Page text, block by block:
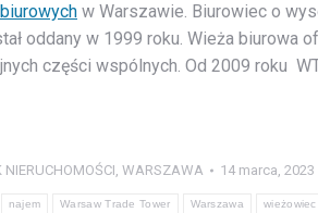
w Warszawie. Biurowiec o
oddany w 1999 roku. Wieża biurowa
części wspólnych. Od 2009 roku
NIERUCHOMOŚCI, WARSZAWA 14 marca, 2023
najem Warsaw Trade Tower Warszawa wieżowiec